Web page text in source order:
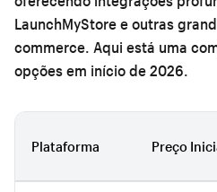
LaunchMyStore e outras
commerce. Aqui está uma
opções em início de 2026.
Plataforma Preço